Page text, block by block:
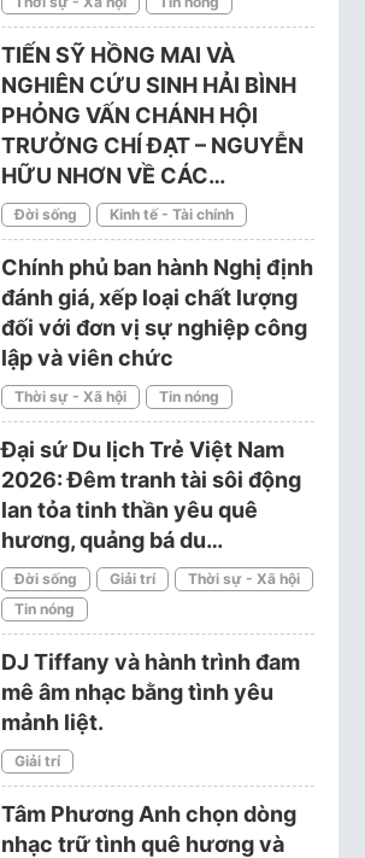
TIẾN SỸ HỒNG MAI VÀ
NGHIÊN CỨU SINH HẢI BÌNH
PHỎNG VẤN CHÁNH HỘI
TRƯỞNG CHÍ ĐẠT – NGUYỄN
HỮU NHƠN VỀ CÁC…
Đời sống Kinh tế - Tài chính
Chính phủ ban hành Nghị định
đánh giá, xếp loại chất lượng
đối với đơn vị sự nghiệp công
lập và viên chức
Thời sự - Xã hội Tin nóng
Đại sứ Du lịch Trẻ Việt Nam
2026: Đêm tranh tài sôi động
lan tỏa tinh thần yêu quê
hương, quảng bá du…
Đời sống Giải trí
Thời sự - Xã hội
Tin nóng
DJ Tiffany và hành trình đam
mê âm nhạc bằng tình yêu
mảnh liệt.
Giải trí
Tâm Phương Anh chọn dòng
nhạc trữ tình quê hương và